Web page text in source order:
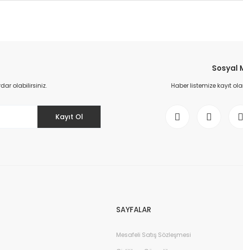
olabilirsiniz.
Kayıt Ol
Sosyal
Haber listemize kayıt
SAYFALAR
Mesafeli Satış Sözleşmesi